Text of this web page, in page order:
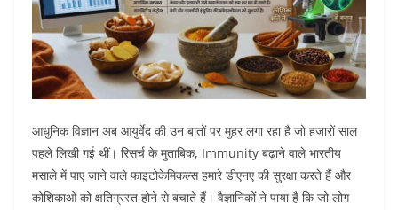
आधुनिक विज्ञान अब आयुर्वेद की उन बातों पर मुहर लगा रहा है जो हजारों साल
पहले लिखी गई थीं। रिसर्च के मुताबिक, Immunity बढ़ाने वाले भारतीय
मसाले में पाए जाने वाले फाइटोकेमिकल्स हमारे डीएनए की सुरक्षा करते हैं और
कोशिकाओं को क्षतिग्रस्त होने से बचाते हैं। वैज्ञानिकों ने पाया है कि जो लोग